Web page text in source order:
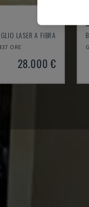
LASER A FIBRA
ORE
28.000 €